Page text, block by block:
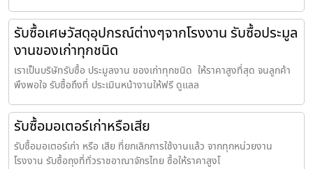
รับซื้อเศษวัสดุอุปกรณ์ต่างๆจากโรงงาน รับซื้อประมูล
งานของเก่าทุกชนิด
เราเป็นบริษัทรับซื้อ ประมูลงาน ของเก่าทุกชนิด ให้ราคาสูงที่สุด จนลูกค้า
พึงพอใจ รับซื้อถึงที่ ประเมินหน้างานให้ฟรี ดูแลล
รับซื้อมอเตอร์เก่าหรือเสีย
รับซื้อมอเตอร์เก่า หรือ เสีย ที่ยกเลิกการใช้งานแล้ว จากทุกหน่วยงาน
โรงงาน รับซื้อถุงที่ทั่วราชอาณาจักรไทย ซื้อให้ราคาสูงโ